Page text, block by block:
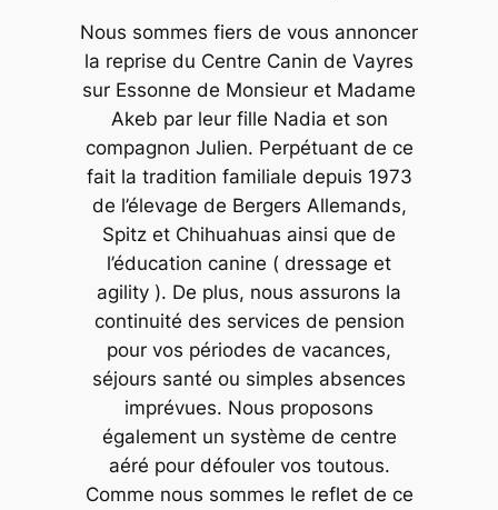
Nous sommes fiers de vous annoncer
la reprise du Centre Canin de Vayres
sur Essonne de Monsieur et Madame
Akeb par leur fille Nadia et son
compagnon Julien. Perpétuant de ce
fait la tradition familiale depuis 1973
de l’élevage de Bergers Allemands,
Spitz et Chihuahuas ainsi que de
l’éducation canine ( dressage et
agility ). De plus, nous assurons la
continuité des services de pension
pour vos périodes de vacances,
séjours santé ou simples absences
imprévues. Nous proposons
également un système de centre
aéré pour défouler vos toutous.
Comme nous sommes le reflet de ce